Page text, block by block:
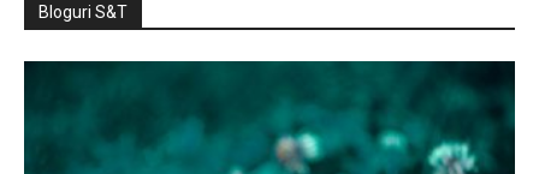
Bloguri S&T